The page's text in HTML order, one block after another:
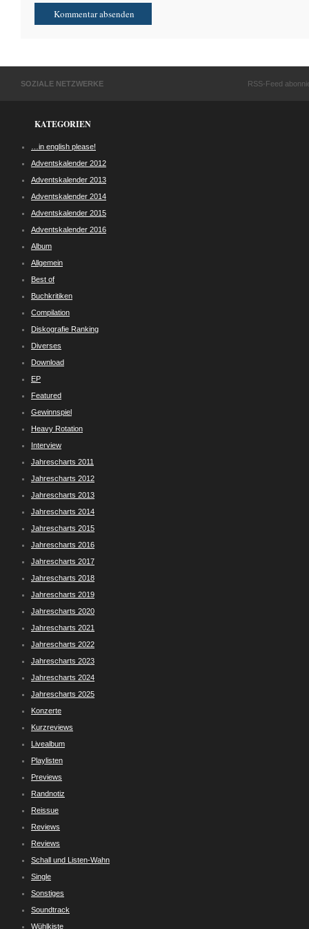
SOZIALE NETZWERKE RSS-Feed
KATEGORIEN
…in english please!
Adventskalender 2012
Adventskalender 2013
Adventskalender 2014
Adventskalender 2015
Adventskalender 2016
Album
Allgemein
Best of
Buchkritiken
Compilation
Diskografie Ranking
Diverses
Download
EP
Featured
Gewinnspiel
Heavy Rotation
Interview
Jahrescharts 2011
Jahrescharts 2012
Jahrescharts 2013
Jahrescharts 2014
Jahrescharts 2015
Jahrescharts 2016
Jahrescharts 2017
Jahrescharts 2018
Jahrescharts 2019
Jahrescharts 2020
Jahrescharts 2021
Jahrescharts 2022
Jahrescharts 2023
Jahrescharts 2024
Jahrescharts 2025
Konzerte
Kurzreviews
Livealbum
Playlisten
Previews
Randnotiz
Reissue
Reviews
Reviews
Schall und Listen-Wahn
Single
Sonstiges
Soundtrack
Wühlkiste